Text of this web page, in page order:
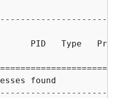
PID   Type
found